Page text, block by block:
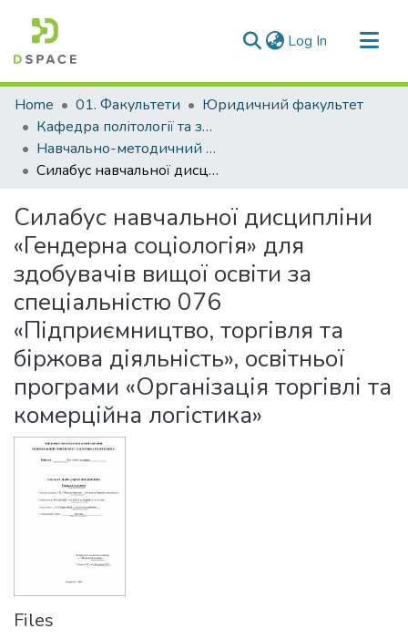
Log In (current)
Communities & Collections
All of DSpace
Statistics
Home 01. Факультети
Юридичний факультет
Кафедра політології та загальноправових дисциплін (Кафедра П та ЗПД)
Навчально-методичний комплекс дисциплін кафедри П та ЗПД
Силабус навчальної дисципліни «Гендерна соціологія» для здобувачів вищої освіти за спеціальністю 076 «Підприємництво, торгівля та біржова діяльність», освітньої програми «Організація торгівлі та комерційна логістика»
Силабус навчальної дисципліни
«Гендерна соціологія» для
здобувачів вищої освіти за
спеціальністю 076
«Підприємництво, торгівля та
біржова діяльність», освітньої
програми «Організація торгівлі та
комерційна логістика»
Files